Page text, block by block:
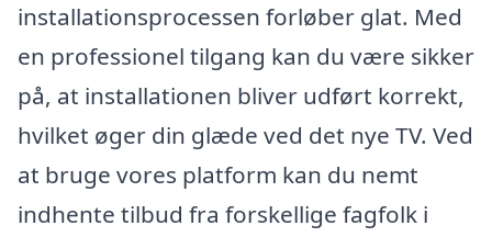
installationsprocessen forløber glat. Med
en professionel tilgang kan du være sikker
på, at installationen bliver udført korrekt,
hvilket øger din glæde ved det nye TV. Ved
at bruge vores platform kan du nemt
indhente tilbud fra forskellige fagfolk i